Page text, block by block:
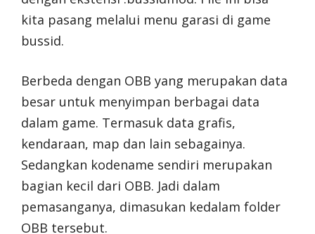
kita pasang melalui menu garasi di game
bussid.
Berbeda dengan OBB yang merupakan data
besar untuk menyimpan berbagai data
dalam game. Termasuk data grafis,
kendaraan, map dan lain sebagainya.
Sedangkan kodename sendiri merupakan
bagian kecil dari OBB. Jadi dalam
pemasanganya, dimasukan kedalam folder
OBB tersebut.